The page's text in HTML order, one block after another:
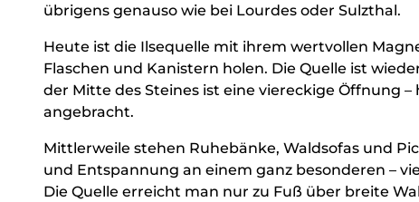
übrigens genauso wie bei Lourdes oder Sulzthal.
Heute ist die Ilsequelle mit ihrem wertvollen
Flaschen und Kanistern holen. Die Quelle ist
der Mitte des Steines ist eine viereckige Öffnung
angebracht.
Mittlerweile stehen Ruhebänke, Waldsofas und
und Entspannung an einem ganz besonderen –
Die Quelle erreicht man nur zu Fuß über breite